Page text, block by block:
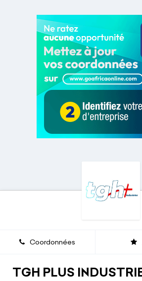
Coordonnées
TGH PLUS